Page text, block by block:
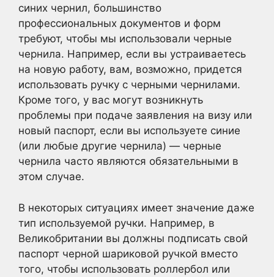
синих чернил, большинство
профессиональных документов и форм
требуют, чтобы мы использовали черные
чернила. Например, если вы устраиваетесь
на новую работу, вам, возможно, придется
использовать ручку с черными чернилами.
Кроме того, у вас могут возникнуть
проблемы при подаче заявления на визу или
новый паспорт, если вы используете синие
(или любые другие чернила) — черные
чернила часто являются обязательными в
этом случае.
В некоторых ситуациях имеет значение даже
тип используемой ручки. Например, в
Великобритании вы должны подписать свой
паспорт черной шариковой ручкой вместо
того, чтобы использовать роллербол или